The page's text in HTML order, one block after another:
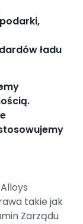
ładu
takie jak
Zarządu